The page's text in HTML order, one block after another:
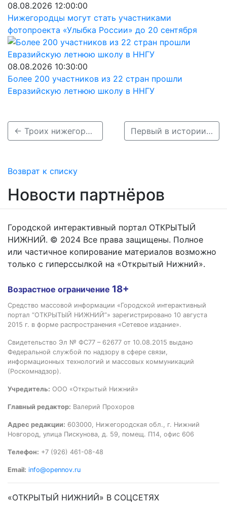
08.08.2026 12:00:00
Нижегородцы могут стать участниками
фотопроекта «Улыбка России» до 20 сентября
08.08.2026 10:30:00
Более 200 участников из 22 стран прошли
Евразийскую летнюю школу в ННГУ
← Троих нижегородских полицейских наградят за поимку подозреваемого в покушении на Прилепина Первый в истории МХЛ чемпионский парад пройдет в Нижнем Новгороде 8 мая →
Возврат к списку
Новости партнёров
Городской интерактивный портал ОТКРЫТЫЙ
НИЖНИЙ. © 2024 Все права защищены. Полное
или частичное копирование материалов возможно
только с гиперссылкой на «Открытый Нижний».
Возрастное ограничение 18+
Средство массовой информации «Городской интерактивный
портал “ОТКРЫТЫЙ НИЖНИЙ”» зарегистрировано 10 августа
2015 г. в форме распространения «Сетевое издание».
Свидетельство Эл № ФС77 – 62677 от 10.08.2015 выдано
Федеральной службой по надзору в сфере связи,
информационных технологий и массовых коммуникаций
(Роскомнадзор).
Учредитель: ООО «Открытый Нижний»
Главный редактор: Валерий Прохоров
Адрес редакции: 603000, Нижегородская обл., г. Нижний
Новгород, улица Пискунова, д. 59, помещ. П14, офис 606
Телефон: +7 (926) 461-08-48
Email: info@opennov.ru
«ОТКРЫТЫЙ НИЖНИЙ» В СОЦСЕТЯХ